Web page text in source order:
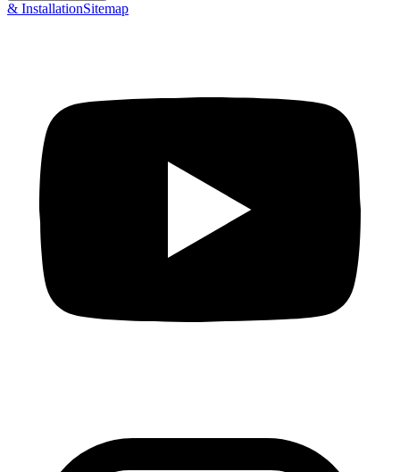
& InstallationSitemap